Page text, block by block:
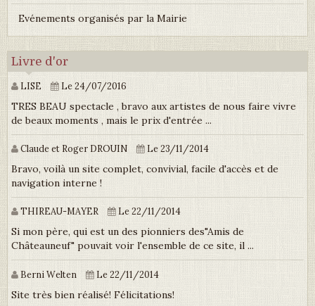
Evénements organisés par la Mairie
Livre d'or
LISE Le 24/07/2016
TRES BEAU spectacle , bravo aux artistes de nous faire vivre
de beaux moments , mais le prix d'entrée ...
Claude et Roger DROUIN Le 23/11/2014
Bravo, voilà un site complet, convivial, facile d'accès et de
navigation interne !
THIREAU-MAYER Le 22/11/2014
Si mon père, qui est un des pionniers des"Amis de
Châteauneuf" pouvait voir l'ensemble de ce site, il ...
Berni Welten Le 22/11/2014
Site très bien réalisé! Félicitations!